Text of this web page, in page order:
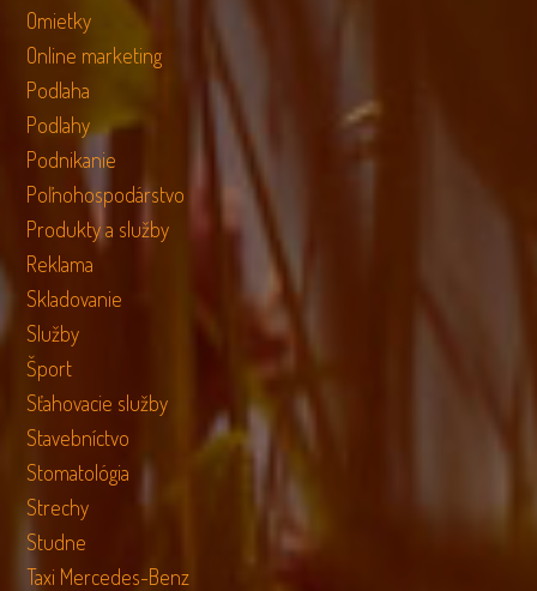
Omietky
Online marketing
Podlaha
Podlahy
Podnikanie
Poľnohospodárstvo
Produkty a služby
Reklama
Skladovanie
Služby
Šport
Sťahovacie služby
Stavebníctvo
Stomatológia
Strechy
Studne
Taxi Mercedes-Benz